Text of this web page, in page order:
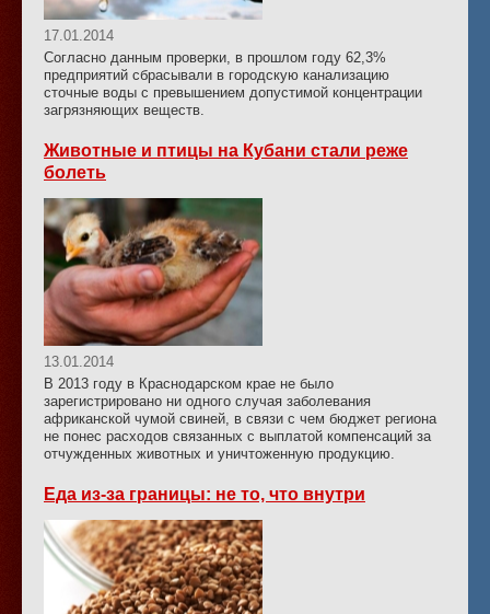
17.01.2014
Согласно данным проверки, в прошлом году 62,3%
предприятий сбрасывали в городскую канализацию
сточные воды с превышением допустимой концентрации
загрязняющих веществ.
Животные и птицы на Кубани стали реже
болеть
13.01.2014
В 2013 году в Краснодарском крае не было
зарегистрировано ни одного случая заболевания
африканской чумой свиней, в связи с чем бюджет региона
не понес расходов связанных с выплатой компенсаций за
отчужденных животных и уничтоженную продукцию.
Еда из-за границы: не то, что внутри